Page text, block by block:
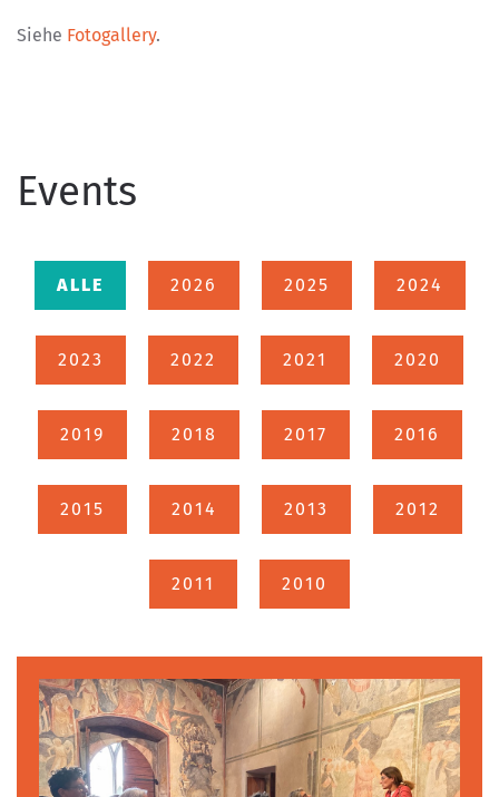
Siehe Fotogallery.
Events
ALLE 2026 2025 2024
2023 2022 2021 2020
2019 2018 2017 2016
2015 2014 2013 2012
2011 2010